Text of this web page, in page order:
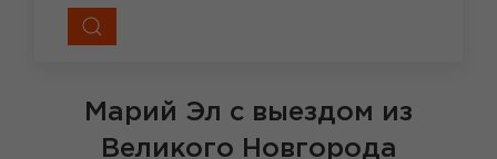
Марий Эл с выездом из
Великого Новгорода